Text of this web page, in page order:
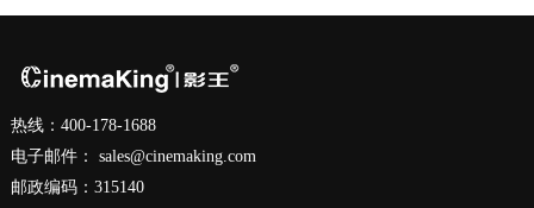
热线：400-178-1688
电子邮件： sales@cinemaking.com
邮政编码：315140